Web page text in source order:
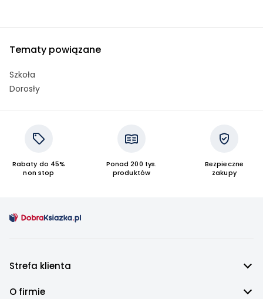
Tematy powiązane
Szkoła
Dorosły
Rabaty do 45%
non stop
Ponad 200 tys.
produktów
Bezpieczne
zakupy
Strefa klienta
O firmie